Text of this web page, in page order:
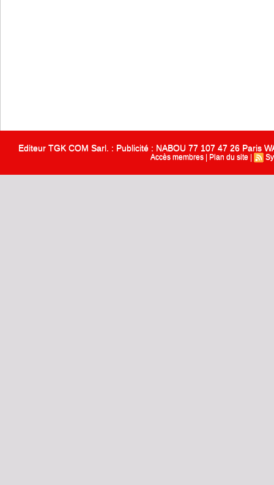
Editeur TGK COM Sarl. : Publicité : NABOU 77 107 47 26 Paris
Accès membres Plan du site